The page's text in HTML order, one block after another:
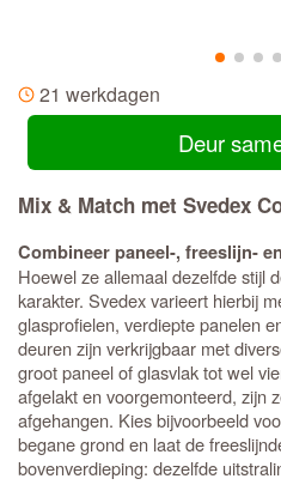
21 werkdagen
Deur
Mix & Match met Svedex
Combineer paneel-, freeslijn-
Hoewel ze allemaal dezelfde stijl
karakter. Svedex varieert hierbij
glasprofielen, verdiepte panelen
deuren zijn verkrijgbaar met
groot paneel of glasvlak tot wel
afgelakt en voorgemonteerd, zijn
afgehangen. Kies bijvoorbeeld
begane grond en laat de
bovenverdieping: dezelfde